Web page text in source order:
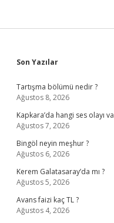
Sidebar
Son Yazılar
Tartışma bölümü nedir ?
Ağustos 8, 2026
Kapkara’da hangi ses olayı
Ağustos 7, 2026
Bingöl neyin meşhur ?
Ağustos 6, 2026
Kerem Galatasaray’da mı ?
Ağustos 5, 2026
Avans faizi kaç TL ?
Ağustos 4, 2026